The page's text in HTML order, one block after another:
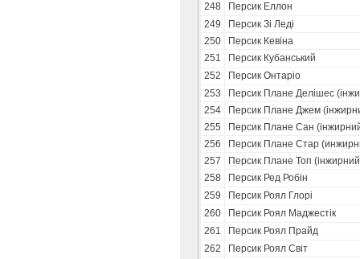
248
Персик Еллон
249
Персик Зi Ледi
250
Персик Кевіна
251
Персик Кубанський
252
Персик Онтаріо
253
Персик Плане Делішес
254
Персик Плане Джем
255
Персик Плане Сан
256
Персик Плане Стар
257
Персик Плане Топ
258
Персик Ред Робін
259
Персик Роял Глорі
260
Персик Роял Маджестік
261
Персик Роял Прайд
262
Персик Роял Світ